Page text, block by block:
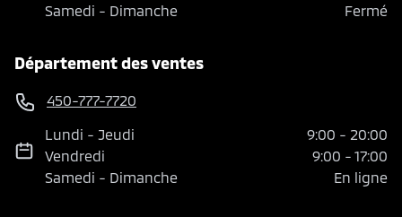
Samedi - Dimanche Fermé
Département des ventes
450-777-7720
Lundi - Jeudi 9:00 - 20:00
Vendredi
9:00 - 17:00
Samedi - Dimanche En ligne